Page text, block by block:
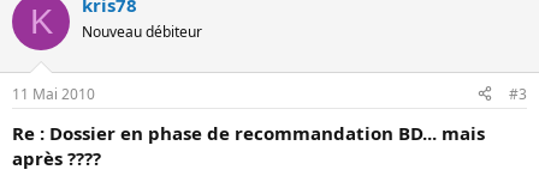
K kris78
Nouveau débiteur
11 Mai 2010 #3
Re : Dossier en phase de recommandation BD... mais
après ????